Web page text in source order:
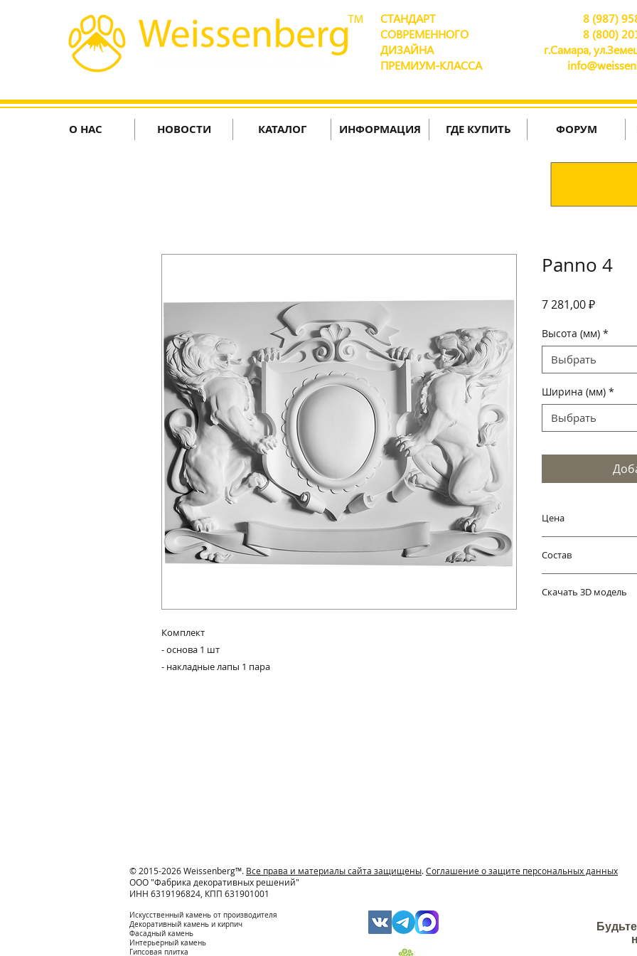
СТАНДАРТ
СОВРЕМЕННОГО
ДИЗАЙНА
ПРЕМИУМ-КЛАССА
8 (987)
8 (800)
г.Самара,
О НАС НОВОСТИ КАТАЛОГ ИНФОРМАЦИЯ ГДЕ КУПИТЬ ФОРУМ
Комплект
- основа 1 шт
- накладные лапы 1 пара
Panno 4
7 281,00 ₽Цена
Высота (мм) *
Выбрать
Ширина (мм) *
Выбрать
Цена
упаковки и
Состав
чистого
Скачать 3D модель
© 2015-2026 Weissenberg™. Все права и материалы сайта защищены.Соглашение о защите персональных данных
ООО "Фабрика декоративных решений"
ИНН 6319196824, КПП 631901001
Искусственный камень от производителя
Декоративный камень и кирпич
Фасадный камень
Интерьерный камень
Гипсовая плитка